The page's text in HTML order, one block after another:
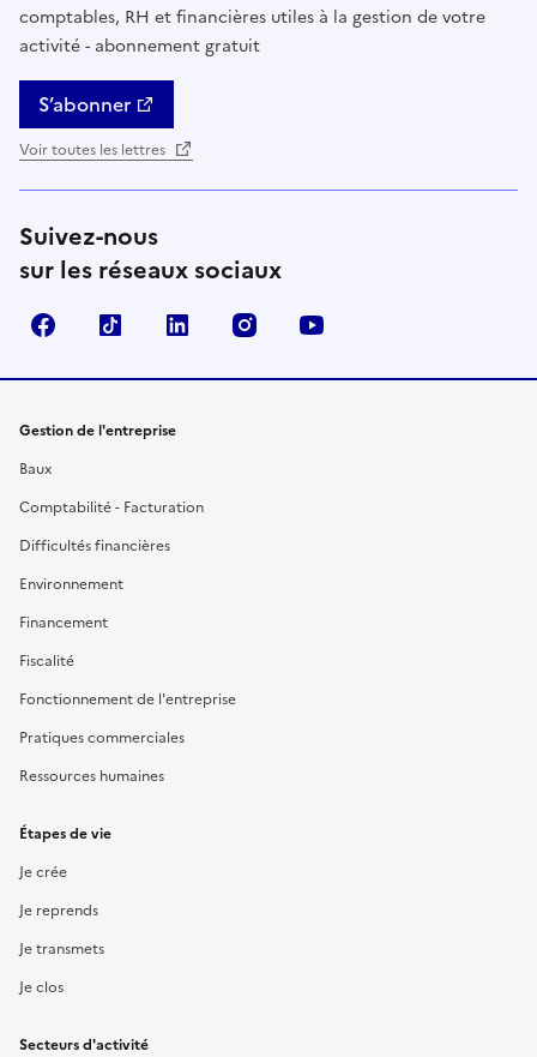
comptables, RH et financières utiles à la gestion de votre
activité - abonnement gratuit
S’abonner
Voir toutes les lettres
Suivez-nous
sur les réseaux sociaux
FacebookTikTok Linkedin Instagram
Gestion de l'entreprise
Baux
Comptabilité - Facturation
Difficultés financières
Environnement
Financement
Fiscalité
Fonctionnement de l'entreprise
Pratiques commerciales
Ressources humaines
Étapes de vie
Je crée
Je reprends
Je transmets
Je clos
Secteurs d'activité